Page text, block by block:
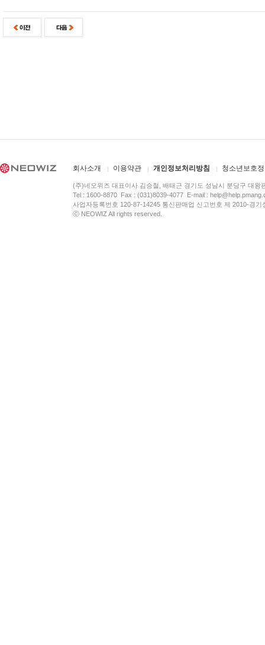
회사소개 이용약관 개인정보처리방침 청소년보호
(주)네오위즈 대표이사 김승철, 배태근 경기도 성남시 분당구 대왕
Tel : 1600-8870 Fax : (031)8039-4077 E-mail :
사업자등록번호 120-87-14245 통신판매업 신고번호 제 2010-경
ⓒ NEOWIZ All rights reserved.